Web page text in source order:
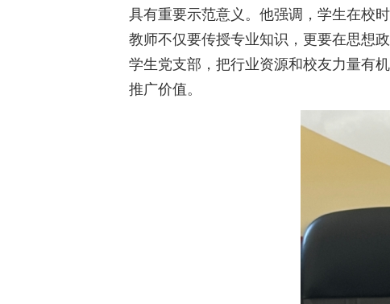
具有重要示范意义。他强调，学生在校
教师不仅要传授专业知识，更要在思想
学生党支部，把行业资源和校友力量有
推广价值。